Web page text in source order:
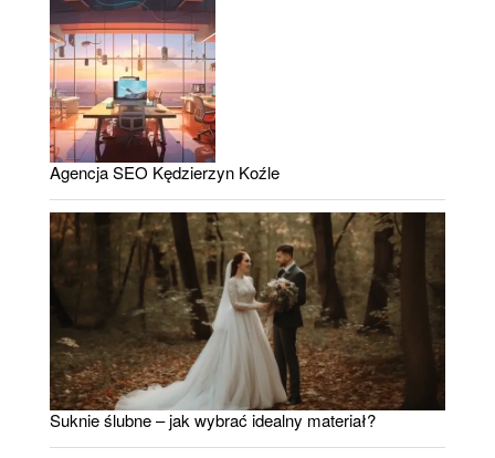
Agencja SEO Kędzierzyn Koźle
Suknie ślubne – jak wybrać idealny materiał?